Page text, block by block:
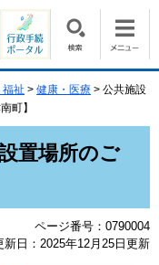
福祉 > 健康・医療 > 公共施設
町】
置場所のご
ページ番号：0790004
新日：2025年12月25日更新